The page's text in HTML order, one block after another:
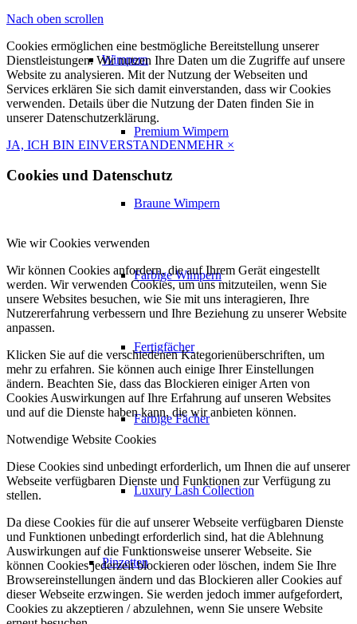
Wimpern
Premium Wimpern
Braune Wimpern
Farbige Wimpern
Fertigfächer
Farbige Fächer
Luxury Lash Collection
Pinzetten
Nach oben scrollen
Cookies ermöglichen eine bestmögliche Bereitstellung unserer
Dienstleistungen. Wir nutzen Ihre Daten um die Zugriffe auf unsere
Website zu analysieren. Mit der Nutzung der Webseiten und
Services erklären Sie sich damit einverstanden, dass wir Cookies
verwenden. Details über die Nutzung der Daten finden Sie in
unserer Datenschutzerklärung.
JA, ICH BIN EINVERSTANDENMEHR ×
Cookies und Datenschutz
Wie wir Cookies verwenden
Wir können Cookies anfordern, die auf Ihrem Gerät eingestellt
werden. Wir verwenden Cookies, um uns mitzuteilen, wenn Sie
unsere Websites besuchen, wie Sie mit uns interagieren, Ihre
Nutzererfahrung verbessern und Ihre Beziehung zu unserer Website
anpassen.
Klicken Sie auf die verschiedenen Kategorienüberschriften, um
mehr zu erfahren. Sie können auch einige Ihrer Einstellungen
ändern. Beachten Sie, dass das Blockieren einiger Arten von
Cookies Auswirkungen auf Ihre Erfahrung auf unseren Websites
und auf die Dienste haben kann, die wir anbieten können.
Notwendige Website Cookies
Diese Cookies sind unbedingt erforderlich, um Ihnen die auf unserer
Webseite verfügbaren Dienste und Funktionen zur Verfügung zu
stellen.
Da diese Cookies für die auf unserer Webseite verfügbaren Dienste
und Funktionen unbedingt erforderlich sind, hat die Ablehnung
Auswirkungen auf die Funktionsweise unserer Webseite. Sie
können Cookies jederzeit blockieren oder löschen, indem Sie Ihre
Browsereinstellungen ändern und das Blockieren aller Cookies auf
dieser Webseite erzwingen. Sie werden jedoch immer aufgefordert,
Cookies zu akzeptieren / abzulehnen, wenn Sie unsere Website